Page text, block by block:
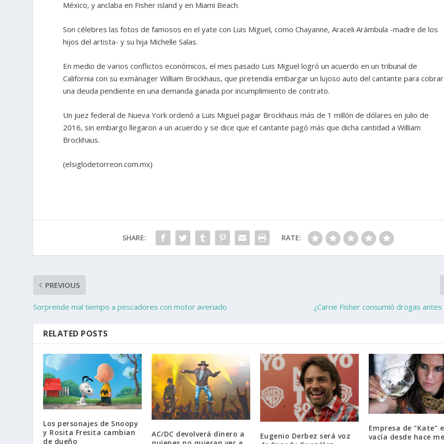
México, y anclaba en Fisher island y en Miami Beach.
Son célebres las fotos de famosos en el yate con Luis Miguel, como Chayanne, Araceli Arámbula -madre de los
hijos del artista- y su hija Michelle Salas.
En medio de varios conflictos económicos, el mes pasado Luis Miguel logró un acuerdo en un tribunal de
California con su exmánager William Brockhaus, que pretendía embargar un lujoso auto del cantante para cobrar
una deuda pendiente en una demanda ganada por incumplimiento de contrato.
Un juez federal de Nueva York ordenó a Luis Miguel pagar Brockhaus más de 1 millón de dólares en julio de
2016, sin embargo llegaron a un acuerdo y se dice que el cantante pagó más que dicha cantidad a William
Brockhaus.
(elsiglodetorreon.com.mx)
SHARE: RATE:
PREVIOUS
Sorprende mal tiempo a pescadores con motor averiado ¿Carrie Fisher consumió drogas
RELATED POSTS
Los personajes de Snoopy
y Rosita Fresita cambian
de dueño
AC/DC devolverá dinero a
Eugenio Derbez será voz
Empresa de “Kate”
vacía desde hace